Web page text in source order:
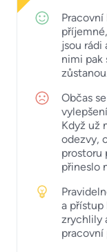
jsou rádi
nimi pak
zůstanou.
Občas
Když už
odezvy,
prostoru
přineslo
a
zrychlily
pracovní